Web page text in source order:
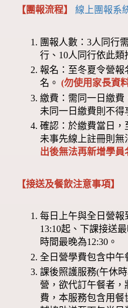
【團報流程】線上團報系
團報人數：3人同行
行、10人同行依此類
報名：至冬夏令營報
名。 (勿使用家長資
繳費：需同一日繳
未同一日繳費則不得
確認：於繳費當日
未事先線上註冊則無
出後無法再新增學員
【接送及餐飲注意事項】
每日上午與全日營報
13:10起、下課接送
時間最晚為12:30。
全日營學費包含中午
課後照護服務(午休
營，欲代訂午餐者
費，本服務包含用